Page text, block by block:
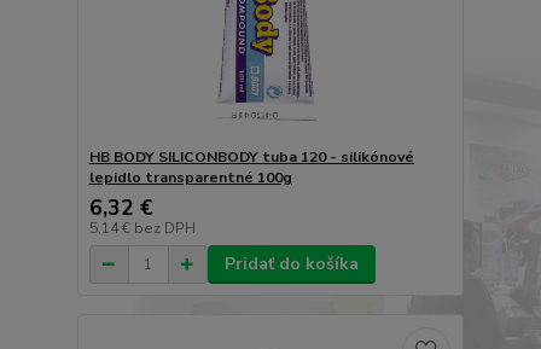
HB BODY SILICONBODY tuba 120 - silikónové
lepidlo transparentné 100g
6,32 €
5,14 € bez DPH
Pridať do košíka